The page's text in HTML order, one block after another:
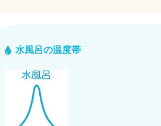
水風呂の温度帯